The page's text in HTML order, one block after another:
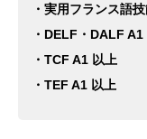
・実用フランス語
・DELF・DALF A1
・TCF A1 以上
・TEF A1 以上